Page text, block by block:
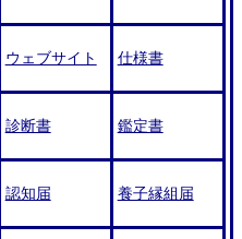
ウェブサイト 仕様書
診断書 鑑定書
認知届 養子縁組届